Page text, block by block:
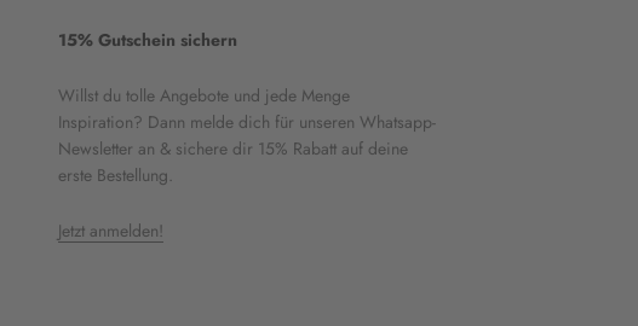
15% Gutschein sichern
Willst du tolle Angebote und jede Menge
Inspiration? Dann melde dich für unseren Whatsapp-
Newsletter an & sichere dir 15% Rabatt auf deine
erste Bestellung.
Jetzt anmelden!